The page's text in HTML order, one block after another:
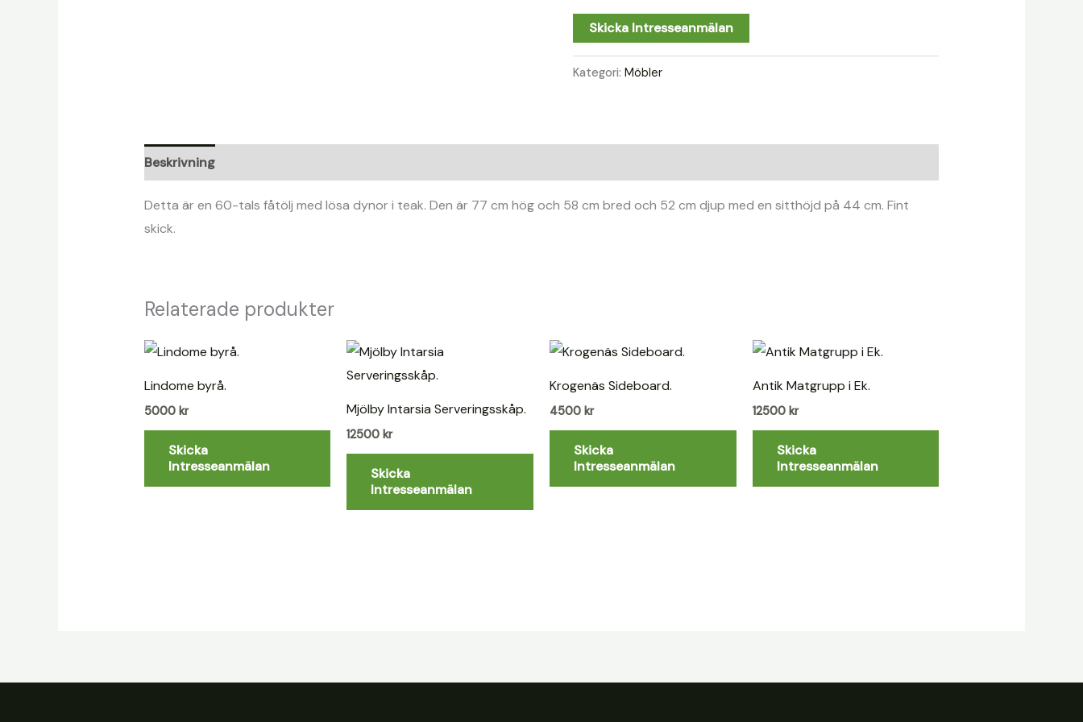
Skicka Intresseanmälan
Kategori:Möbler
Beskrivning
Detta är en 60-tals fåtölj med lösa dynor i teak. Den är 77 cm hög och 58 cm bred och 52 cm djup med en sitthöjd på 44 cm. Fint
skick.
Relaterade produkter
Lindome byrå.
5000 kr
Skicka
Intresseanmälan
Mjölby Intarsia Serveringsskåp.
12500kr
Skicka
Intresseanmälan
Krogenäs Sideboard.
4500 kr
Skicka
Intresseanmälan
Antik Matgrupp i Ek.
12500 kr
Skicka
Intresseanmälan